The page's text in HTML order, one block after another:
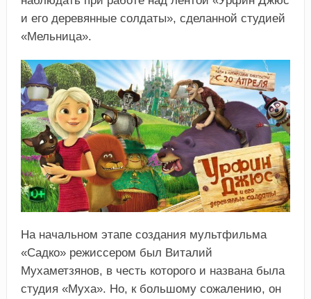
и его деревянные солдаты», сделанной студией
«Мельница».
На начальном этапе создания мультфильма
«Садко» режиссером был Виталий
Мухаметзянов, в честь которого и названа была
студия «Муха». Но, к большому сожалению, он